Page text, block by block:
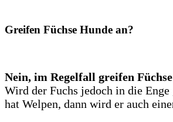
Greifen Füchse Hunde an?
Nein, im Regelfall greifen
Wird der Fuchs jedoch in die Enge
hat Welpen, dann wird er auch